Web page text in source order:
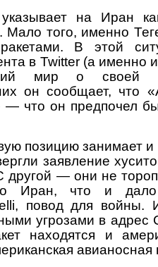
на Иран
того, именно
В этой
в Twitter (а именно
мир о своей
он сообщает, что
— что он предпочел
позицию занимает
заявление
— они не
Иран, что и
повод для войны.
угрозами в
находятся и
авианосная